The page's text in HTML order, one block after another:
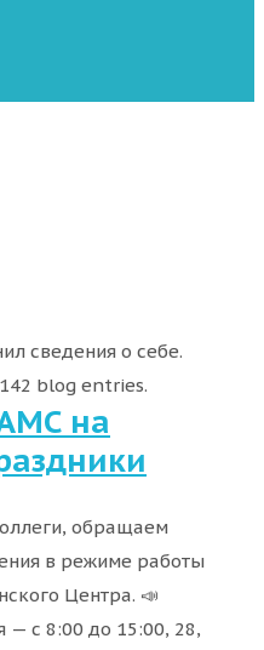
сведения о себе.
blog entries.
на
обращаем
в режиме работы
Центра. 📣
— с 8:00 до 15:00, 28,